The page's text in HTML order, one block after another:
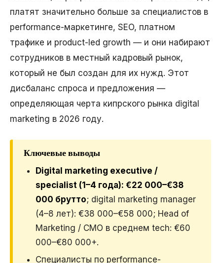
платят значительно больше за специалистов в
performance-маркетинге, SEO, платном
трафике и product-led growth — и они набирают
сотрудников в местный кадровый рынок,
который не был создан для их нужд. Этот
дисбаланс спроса и предложения —
определяющая черта кипрского рынка digital
marketing в 2026 году.
Ключевые выводы
Digital marketing executive /
specialist (1–4 года): €22 000–€38
000 брутто; digital marketing manager
(4–8 лет): €38 000–€58 000; Head of
Marketing / CMO в среднем tech: €60
000–€80 000+.
Специалисты по performance-